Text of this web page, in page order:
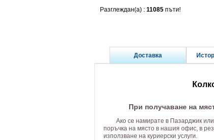
Разглеждан(а) : 11085 пъти!
Доставка
При получаване на
Ако се намирате в Пазарджик
поръчка на място в нашия офис, в
използване на куриерски услуги.